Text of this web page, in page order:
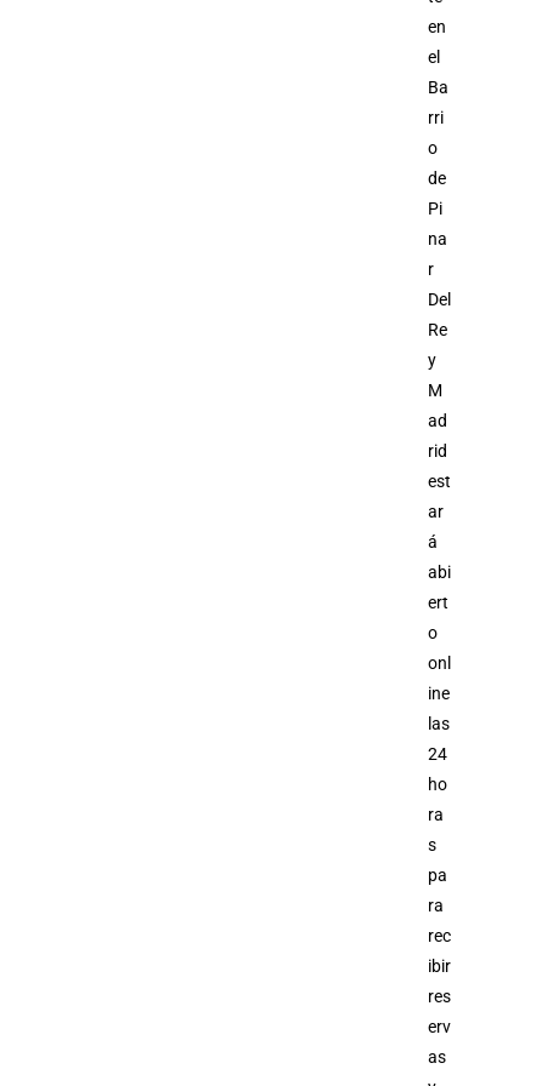
en
el
Ba
rri
o
de
Pi
na
r
Del
Re
y
M
ad
rid
est
ar
á
abi
ert
o
onl
ine
las
24
ho
ra
s
pa
ra
rec
ibir
res
erv
as